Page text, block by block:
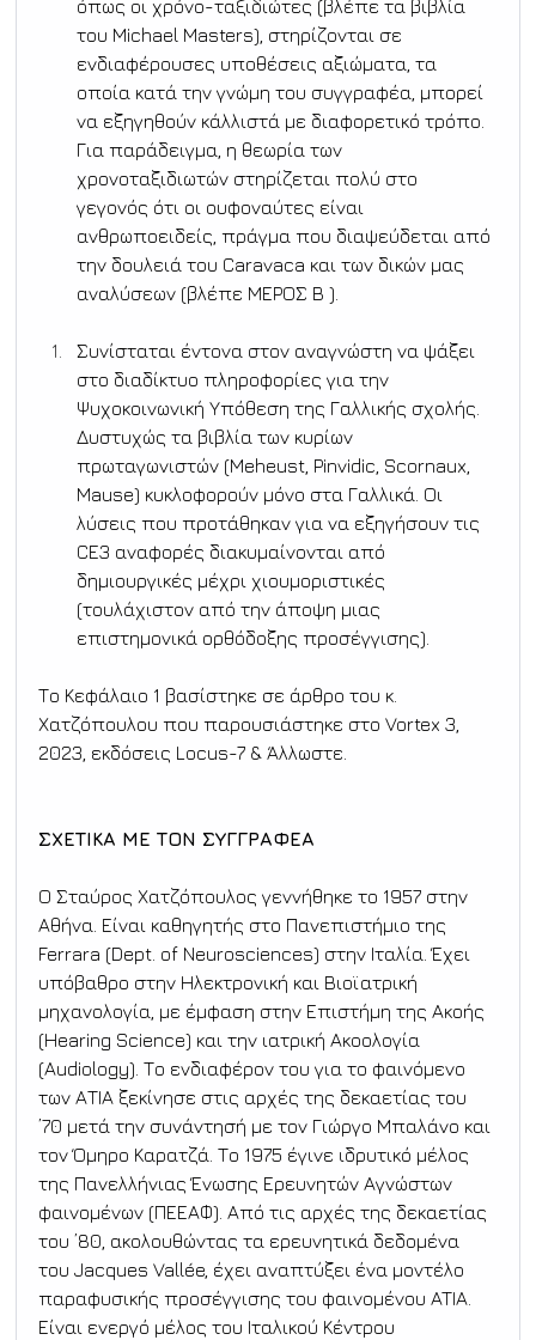
όπως οι χρόνο-ταξιδιώτες (βλέπε τα βιβλία
του Michael Masters), στηρίζονται σε
ενδιαφέρουσες υποθέσεις αξιώματα, τα
οποία κατά την γνώμη του συγγραφέα, μπορεί
να εξηγηθούν κάλλιστά με διαφορετικό τρόπο.
Για παράδειγμα, η θεωρία των
χρονοταξιδιωτών στηρίζεται πολύ στο
γεγονός ότι οι ουφοναύτες είναι
ανθρωποειδείς, πράγμα που διαψεύδεται από
την δουλειά του Caravaca και των δικών μας
αναλύσεων (βλέπε ΜΕΡΟΣ Β ).
Συνίσταται έντονα στον αναγνώστη να ψάξει
στο διαδίκτυο πληροφορίες για την
Ψυχοκοινωνική Υπόθεση της Γαλλικής σχολής.
Δυστυχώς τα βιβλία των κυρίων
πρωταγωνιστών (Meheust, Pinvidic, Scornaux,
Mause) κυκλοφορούν μόνο στα Γαλλικά. Οι
λύσεις που προτάθηκαν για να εξηγήσουν τις
CE3 αναφορές διακυμαίνονται από
δημιουργικές μέχρι χιουμοριστικές
(τουλάχιστον από την άποψη μιας
επιστημονικά ορθόδοξης προσέγγισης).
Το Κεφάλαιο 1 βασίστηκε σε άρθρο του κ.
Χατζόπουλου που παρουσιάστηκε στο Vortex 3,
2023, εκδόσεις Locus-7 & Άλλωστε.
ΣΧΕΤΙΚΑ ΜΕ ΤΟΝ ΣΥΓΓΡΑΦΕΑ
O Σταύρος Χατζόπουλος γεννήθηκε το 1957 στην
Αθήνα. Είναι καθηγητής στο Πανεπιστήμιο της
Ferrara (Dept. of Neurosciences) στην Ιταλία. Έχει
υπόβαθρο στην Ηλεκτρονική και Βιοϊατρική
μηχανολογία, με έμφαση στην Επιστήμη της Ακοής
(Hearing Science) και την ιατρική Ακοολογία
(Audiology). Το ενδιαφέρον του για το φαινόμενο
των ΑΤΙΑ ξεκίνησε στις αρχές της δεκαετίας του
’70 μετά την συνάντησή με τον Γιώργο Μπαλάνο και
τον Όμηρο Καρατζά. Το 1975 έγινε ιδρυτικό μέλος
της Πανελλήνιας Ένωσης Ερευνητών Αγνώστων
φαινομένων (ΠEEAΦ). Από τις αρχές της δεκαετίας
του ’80, ακολουθώντας τα ερευνητικά δεδομένα
του Jacques Vallée, έχει αναπτύξει ένα μοντέλο
παραφυσικής προσέγγισης του φαινομένου ATIA.
Είναι ενεργό μέλος του Ιταλικού Κέντρου